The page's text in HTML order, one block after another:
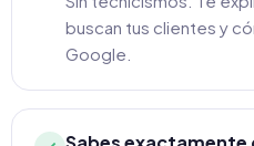
buscan tus clientes y
Google.